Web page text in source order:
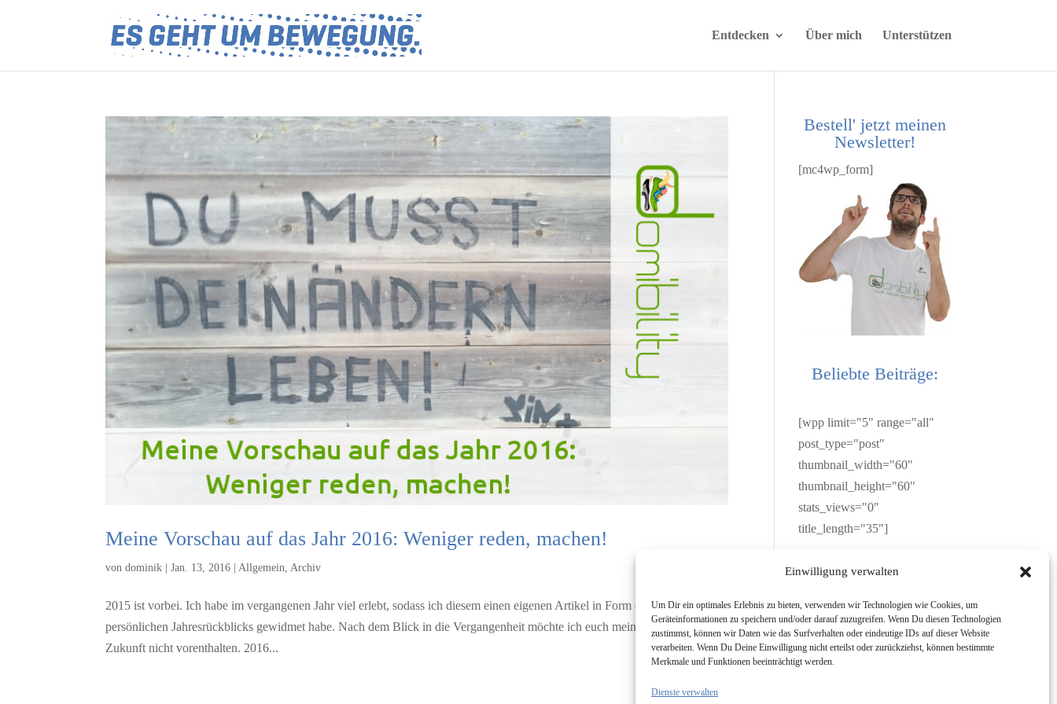
Einwilligung verwalten
Um Dir ein optimales Erlebnis zu bieten, verwenden wir Technologien wie Cookies, um
Geräteinformationen zu speichern und/oder darauf zuzugreifen. Wenn Du diesen Technologien
zustimmst, können wir Daten wie das Surfverhalten oder eindeutige IDs auf dieser Website
verarbeiten. Wenn Du Deine Einwilligung nicht erteilst oder zurückziehst, können bestimmte
Merkmale und Funktionen beeinträchtigt werden.
Dienste verwalten
Entdecken Über mich Unterstützen
Meine Vorschau auf das Jahr 2016: Weniger reden, machen!
vondominik |Jan. 13, 2016 Allgemein Archiv
2015 ist vorbei. Ich habe im vergangenen Jahr viel erlebt, sodass ich diesem einen eigenen Artikel in Form eines ganz
persönlichen Jahresrückblicks gewidmet habe. Nach dem Blick in die Vergangenheit möchte ich euch meinen Blick in die
Zukunft nicht vorenthalten. 2016...
Bestell' jetzt meinen
Newsletter!
[mc4wp_form]
Beliebte Beiträge:
[wpp limit="5" range="all"
post_type="post"
thumbnail_width="60"
thumbnail_height="60"
stats_views="0"
title_length="35"]